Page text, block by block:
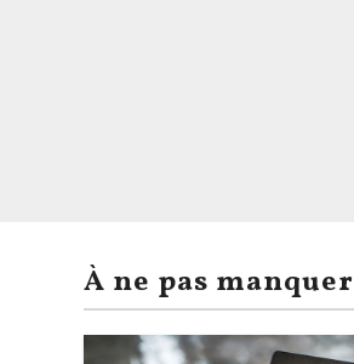
À ne pas manquer